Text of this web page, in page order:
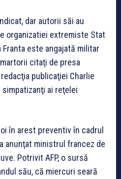
dar autorii săi au
organizatiei extremiste Stat
este angajată militar
citaţi de presa
publicaţiei Charlie
ai reţelei
în arest preventiv în cadrul
anunţat ministrul francez de
Potrivit AFP, o sursă
său, că miercuri seară